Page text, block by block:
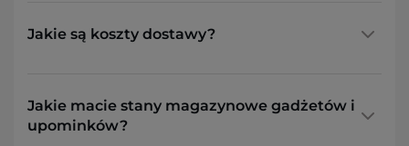
Jakie są koszty dostawy?
Jakie macie stany magazynowe gadżetów i
upominków?